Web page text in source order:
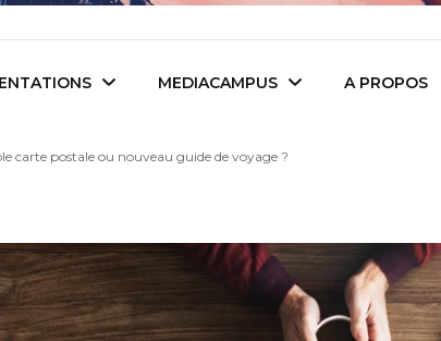
des étudiants
L’IA dans tous ses
MEDIACAMPUS
News du Campus
A PROPOS
carte postale ou nouveau guide de voyage ?